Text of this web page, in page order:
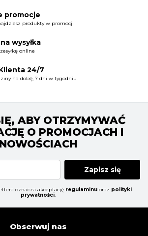
promocje
produkty w promocji
wysyłka
online
24/7
na dobę, 7 dni w tygodniu
ABY OTRZYMYWAĆ
O PROMOCJACH I
NOWOŚCIACH
Zapisz się
oznacza akceptację regulaminu oraz polityki
prywatności.
Obserwuj nas